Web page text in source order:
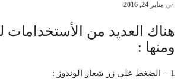
في يناير 24, 2016
هناك العديد من الأستخدامات
ومنها :
1 – الضغط على زر شعار الوندوز :